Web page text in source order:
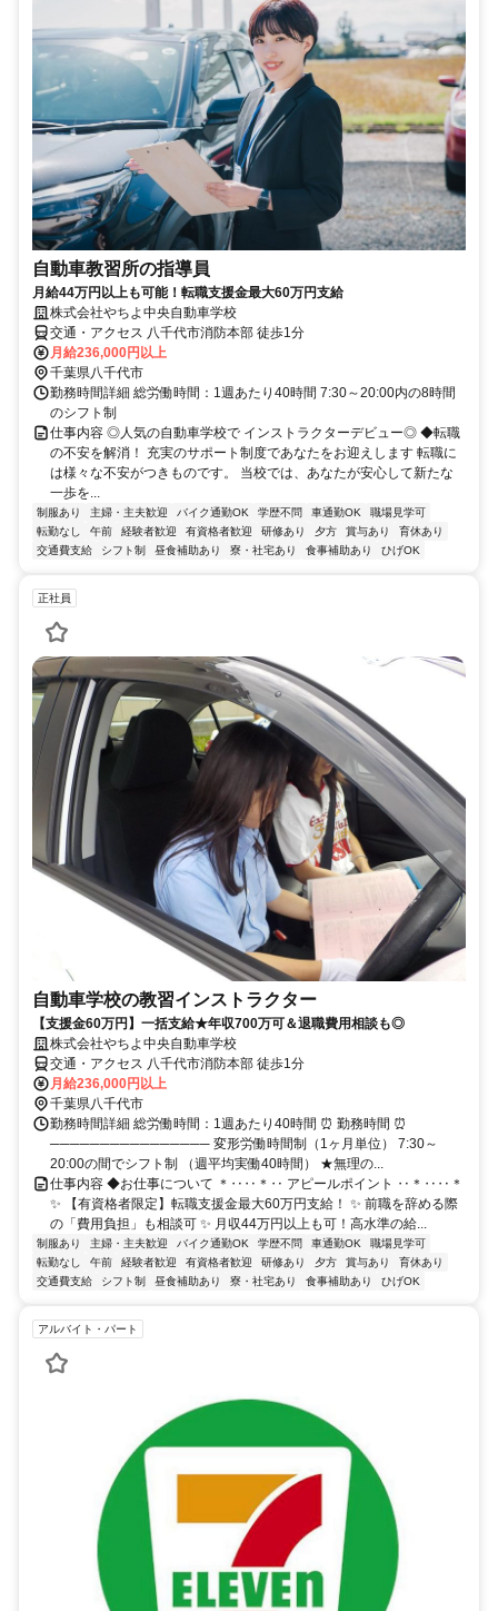
自動車教習所の指導員
月給44万円以上も可能！転職支援金最大60万円支給
株式会社やちよ中央自動車学校
交通・アクセス 八千代市消防本部 徒歩1分
月給236,000円以上
千葉県八千代市
勤務時間詳細 総労働時間：1週あたり40時間 7:30～20:00内の8時間
のシフト制
仕事内容 ◎人気の自動車学校で インストラクターデビュー◎ ◆転職
の不安を解消！ 充実のサポート制度であなたをお迎えします 転職に
は様々な不安がつきものです。 当校では、あなたが安心して新たな
一歩を...
制服あり 主婦・主夫歓迎 バイク通勤OK 学歴不問 車通勤OK
職場見学可
転勤なし
午前 経験者歓迎 有資格者歓迎 研修あり 夕方 賞与あり
育休あり
交通費支給
シフト制 昼食補助あり 寮・社宅あり 食事補助あり ひげOK
正社員
自動車学校の教習インストラクター
【支援金60万円】一括支給★年収700万可＆退職費用相談も◎
株式会社やちよ中央自動車学校
交通・アクセス 八千代市消防本部 徒歩1分
月給236,000円以上
千葉県八千代市
勤務時間詳細 総労働時間：1週あたり40時間 ⏰ 勤務時間 ⏰
──────────────── 変形労働時間制（1ヶ月単位） 7:30～
20:00の間でシフト制 （週平均実働40時間） ★無理の...
仕事内容 ◆お仕事について ＊‥‥＊‥ アピールポイント ‥＊‥‥＊
✨ 【有資格者限定】転職支援金最大60万円支給！ ✨ 前職を辞める際
の「費用負担」も相談可 ✨ 月収44万円以上も可！高水準の給...
制服あり 主婦・主夫歓迎 バイク通勤OK 学歴不問 車通勤OK
職場見学可
転勤なし
午前 経験者歓迎 有資格者歓迎 研修あり 夕方 賞与あり
育休あり
交通費支給
シフト制 昼食補助あり 寮・社宅あり 食事補助あり ひげOK
アルバイト・パート